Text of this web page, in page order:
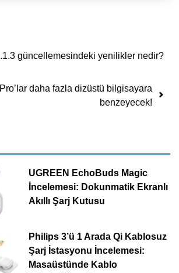
güncellemesindeki yenilikler nedir?
daha fazla dizüstü bilgisayara
benzeyecek!
UGREEN EchoBuds Magic
İncelemesi: Dokunmatik Ekranlı
Akıllı Şarj Kutusu
Philips 3’ü 1 Arada Qi Kablosuz
Şarj İstasyonu İncelemesi:
Masaüstünde Kablo